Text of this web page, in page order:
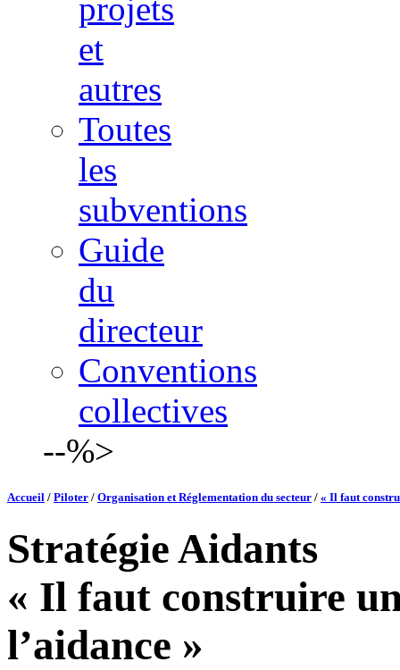
projets
et
autres
Toutes
les
subventions
Guide
du
directeur
Conventions
collectives
--%>
Accueil / Piloter / Organisation et Réglementation du secteur / « Il faut
Stratégie Aidants
« Il faut construire
l’aidance »